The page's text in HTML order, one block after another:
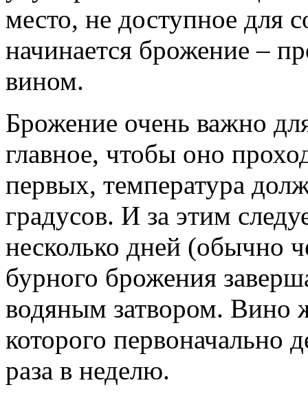
место, не доступное для
начинается брожение –
вином.
Брожение очень важно
главное, чтобы оно
первых, температура
градусов. И за этим
несколько дней (обычно
бурного брожения
водяным затвором. Вино
которого первоначально
раза в неделю.